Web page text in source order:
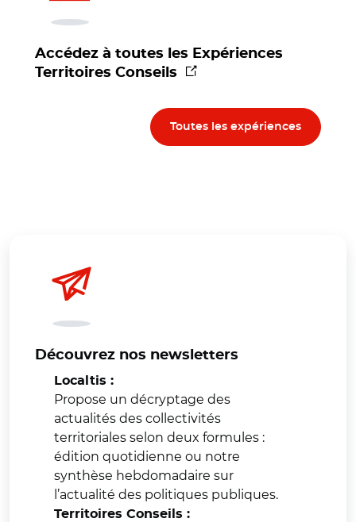
Accédez à toutes les Expériences
Territoires Conseils
(nouvelle fenêtre)
Toutes les expériences
Découvrez nos newsletters
Localtis :
Propose un décryptage des
actualités des collectivités
territoriales selon deux formules :
édition quotidienne ou notre
synthèse hebdomadaire sur
l’actualité des politiques publiques.
Territoires Conseils :